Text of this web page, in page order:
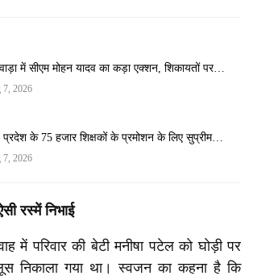
में सीएम मोहन यादव का कड़ा एक्शन, शिकायतों पर…
7, 2026
प्रदेश के 75 हजार शिक्षकों के प्रमोशन के लिए सुप्रीम…
7, 2026
रस्में निभाई
में परिवार की बेटी मनीषा पटेल को घोड़ी पर
निकाला गया था। स्वजन का कहना है कि